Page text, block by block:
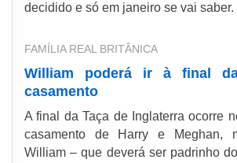
decidido e só em janeiro se vai saber.
FAMÍLIA REAL BRITÂNICA
William poderá ir à final
casamento
A final da Taça de Inglaterra ocorre
casamento de Harry e Meghan,
William – que deverá ser padrinho